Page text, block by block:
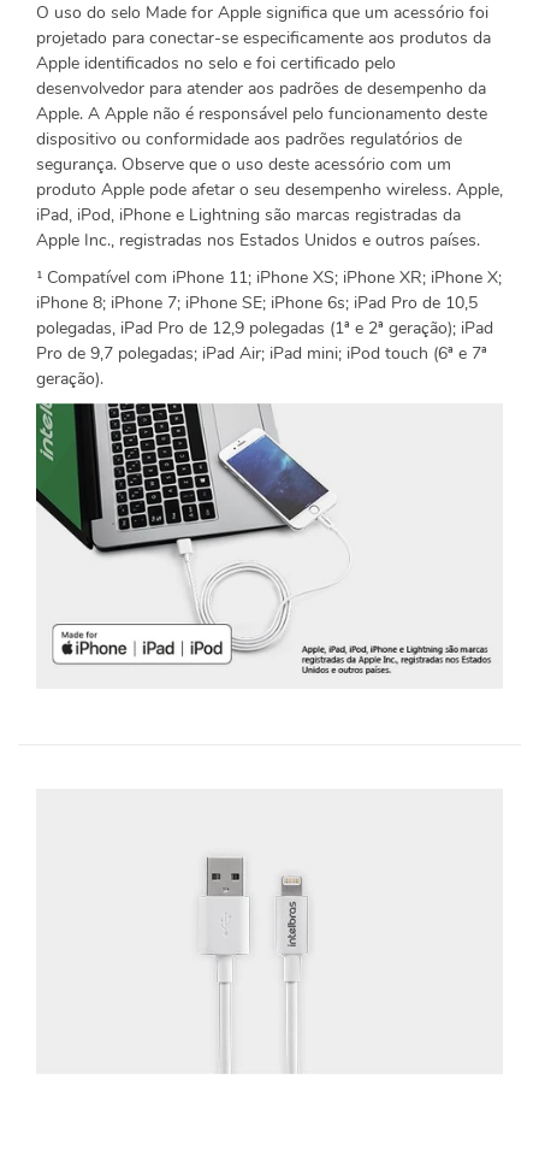
O uso do selo Made for Apple significa que um acessório foi
projetado para conectar-se especificamente aos produtos da
Apple identificados no selo e foi certificado pelo
desenvolvedor para atender aos padrões de desempenho da
Apple. A Apple não é responsável pelo funcionamento deste
dispositivo ou conformidade aos padrões regulatórios de
segurança. Observe que o uso deste acessório com um
produto Apple pode afetar o seu desempenho wireless. Apple,
iPad, iPod, iPhone e Lightning são marcas registradas da
Apple Inc., registradas nos Estados Unidos e outros países.
¹ Compatível com iPhone 11; iPhone XS; iPhone XR; iPhone X;
iPhone 8; iPhone 7; iPhone SE; iPhone 6s; iPad Pro de 10,5
polegadas, iPad Pro de 12,9 polegadas (1ª e 2ª geração); iPad
Pro de 9,7 polegadas; iPad Air; iPad mini; iPod touch (6ª e 7ª
geração).